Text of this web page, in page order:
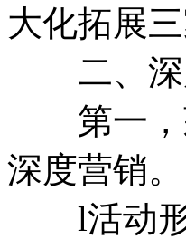
大化拓展
二、深
第一，
深度营销。
l活动形